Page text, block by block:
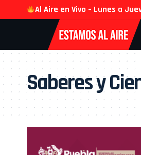
Al Aire en Vivo – Lunes a
Saberes y